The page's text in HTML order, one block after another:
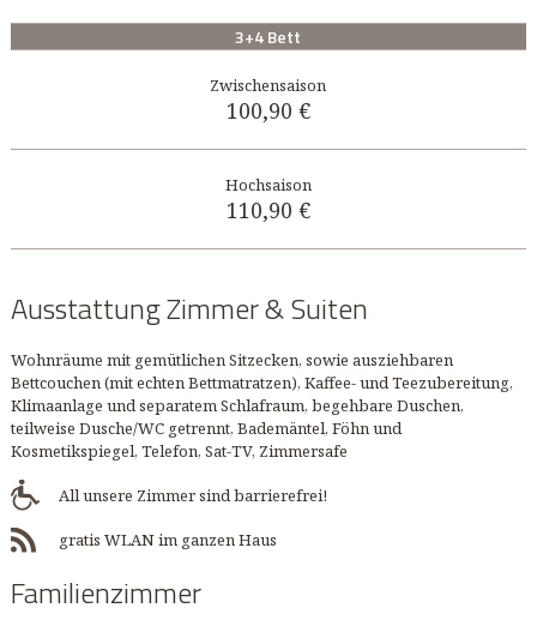
3+4 Bett
100,90 €
110,90 €
Ausstattung Zimmer & Suiten
Wohnräume mit gemütlichen Sitzecken, sowie ausziehbaren
Bettcouchen (mit echten Bettmatratzen), Kaffee- und Teezubereitung,
Klimaanlage und separatem Schlafraum, begehbare Duschen,
teilweise Dusche/WC getrennt, Bademäntel, Föhn und
Kosmetikspiegel, Telefon, Sat-TV, Zimmersafe
All unsere Zimmer sind barrierefrei!
gratis WLAN im ganzen Haus
Familienzimmer